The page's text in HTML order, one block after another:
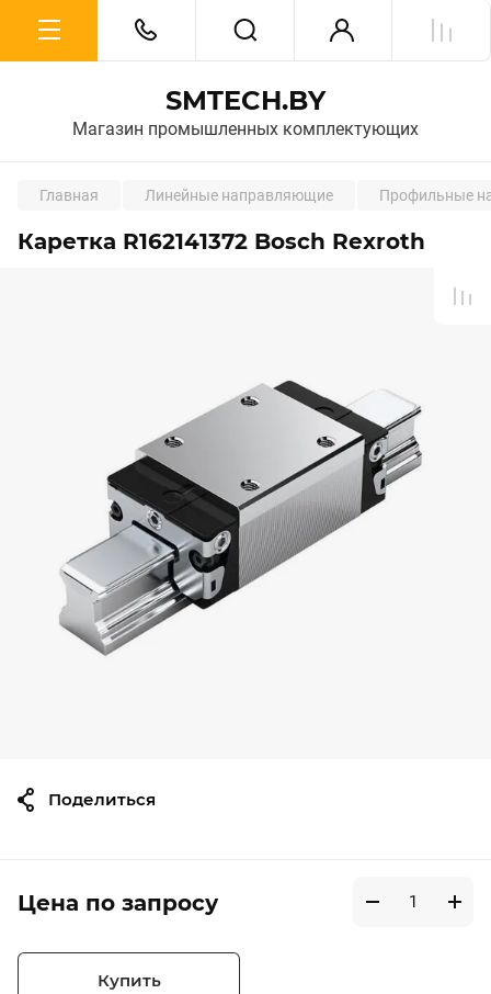
SMTECH.BY
Магазин промышленных комплектующих
Главная Линейные направляющие Профильные
Каретка R162141372 Bosch Rexroth
Цена по запросу
Купить
Поделиться